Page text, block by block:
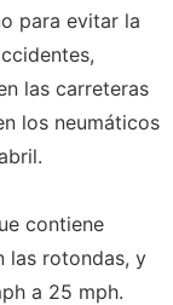
para evitar la
las carreteras
los neumáticos
contiene
las rotondas, y
a 25 mph.